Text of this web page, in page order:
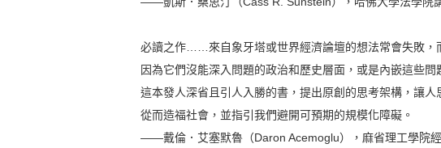
必讀之作……來自象牙塔或世界經濟論壇的想法常會失敗，
因為它們沒能深入問題的政治和歷史層面，或是內嵌這些問
這本發人深省且引人入勝的書，提出原創的思考架構，讓人
從而造福社會，並指引我們避開可預期的規模化障礙。
――戴倫．艾塞默魯（Daron Acemoglu），麻省理工學院